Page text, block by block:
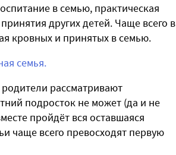
в семью, практическая
других детей. Чаще всего в
кровных и принятых в семью.
семья.
рассматривают
подросток не может (да и не
пройдёт вся оставшаяся
чаще всего превосходят первую